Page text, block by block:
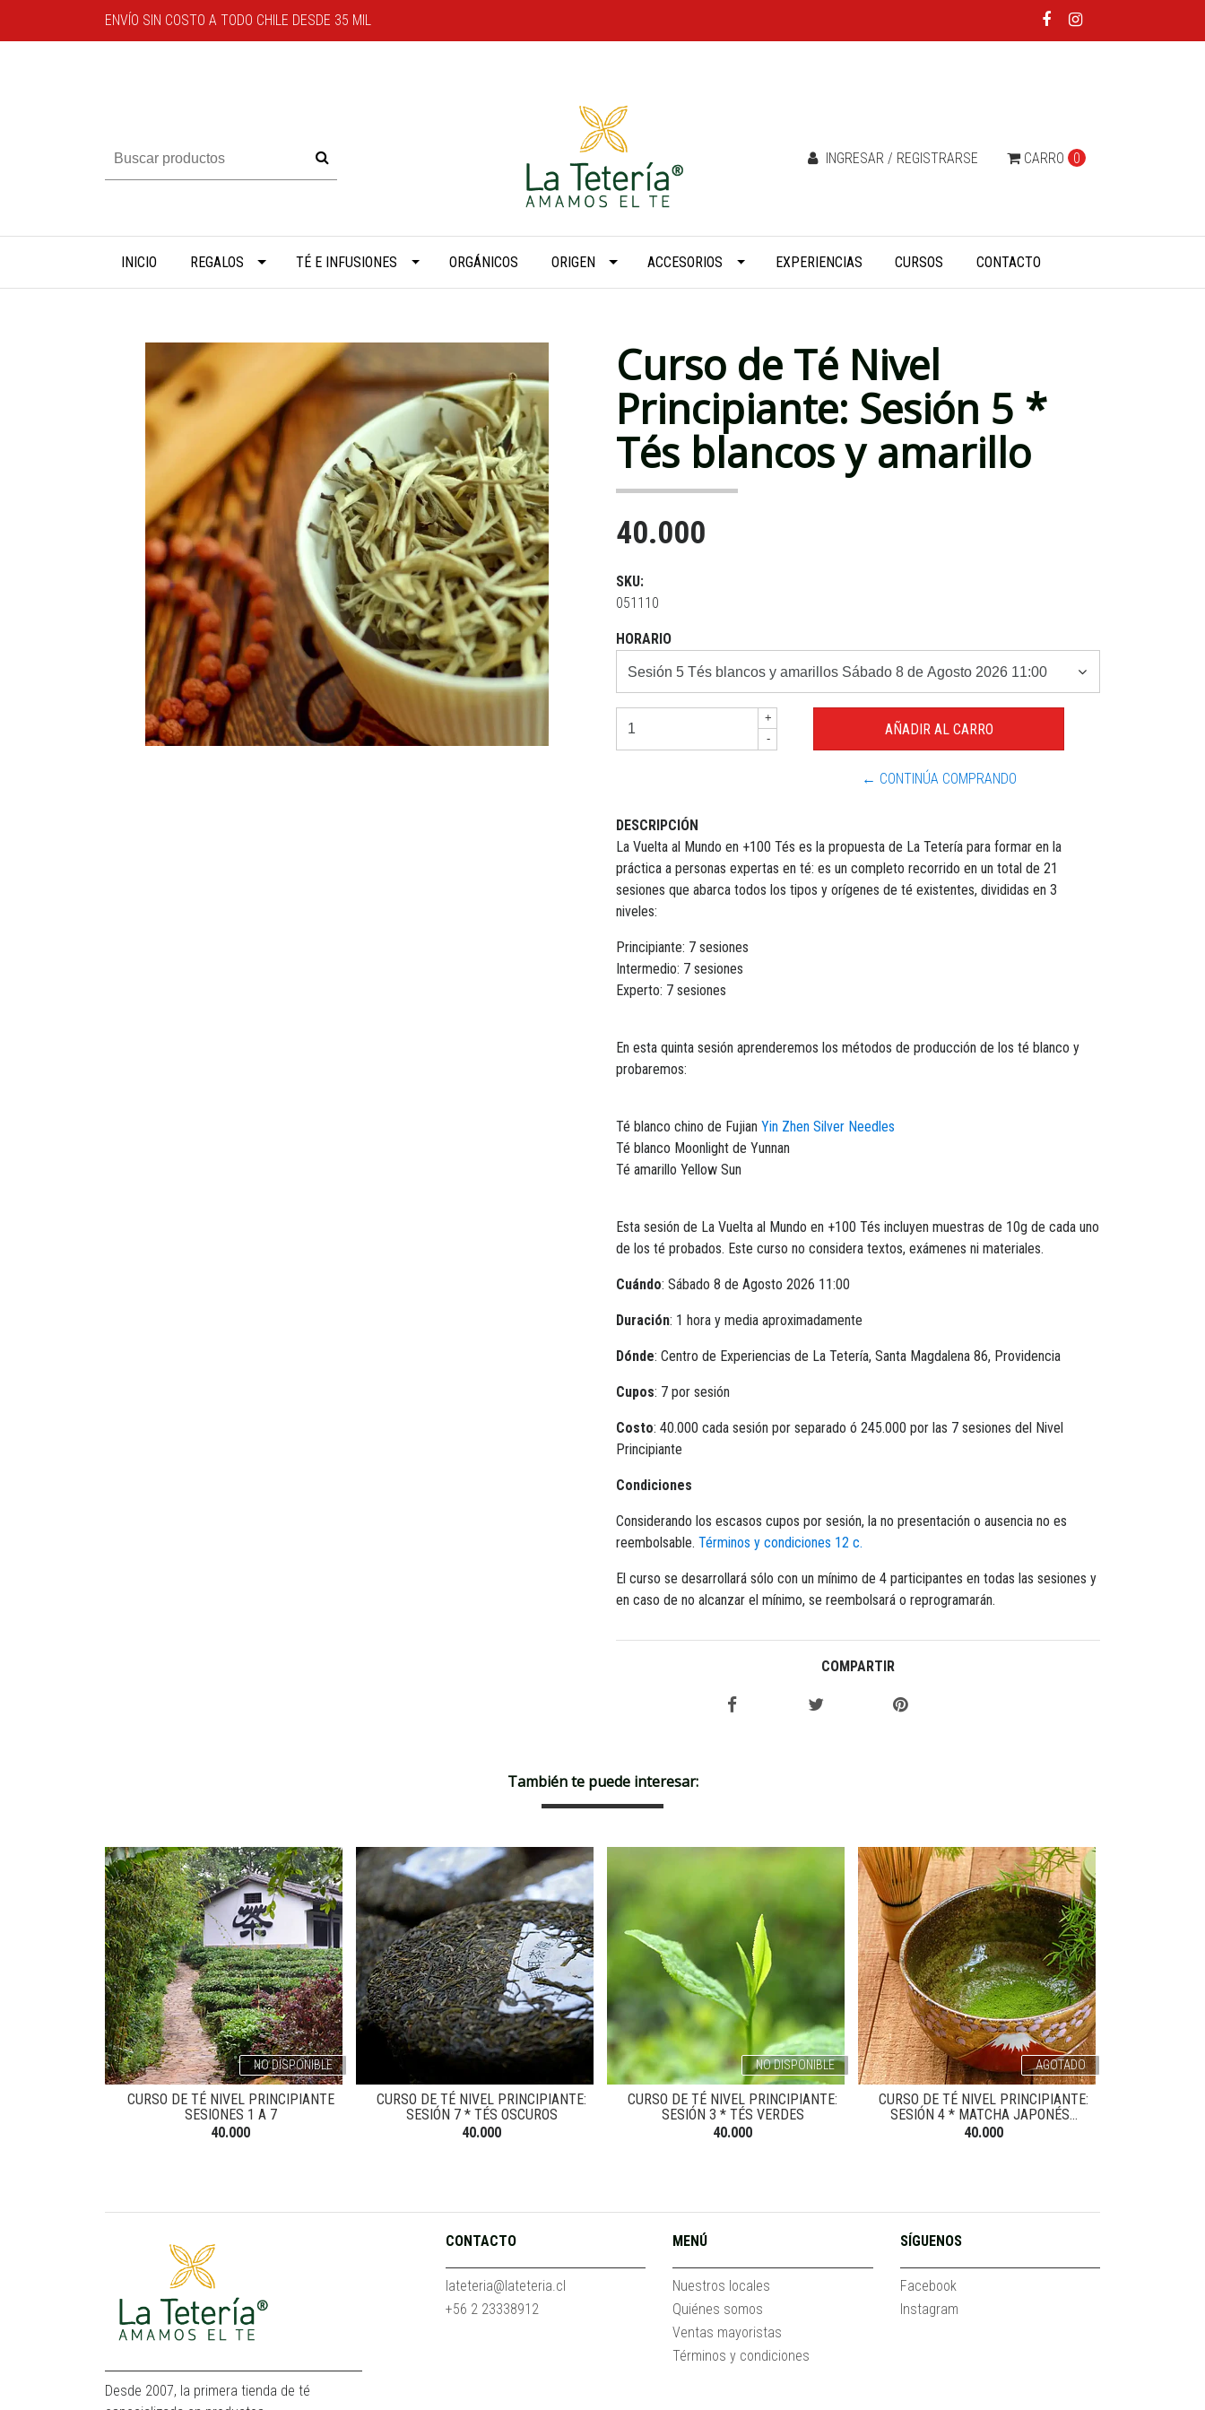
ENVÍO SIN COSTO A TODO CHILE DESDE 35 MIL
CARRO 0
INGRESAR / REGISTRARSE
INICIO REGALOS TÉ E INFUSIONES ORGÁNICOS ORIGEN ACCESORIOS EXPERIENCIAS CURSOS CONTACTO
Curso de Té Nivel
Principiante: Sesión 5 *
Tés blancos y amarillo
40.000
SKU:
051110
HORARIO
+
-
← CONTINÚA COMPRANDO
DESCRIPCIÓN
La Vuelta al Mundo en +100 Tés es la propuesta de La Tetería para formar en la
práctica a personas expertas en té: es un completo recorrido en un total de 21
sesiones que abarca todos los tipos y orígenes de té existentes, divididas en 3
niveles:
Principiante: 7 sesiones
Intermedio: 7 sesiones
Experto: 7 sesiones
En esta quinta sesión aprenderemos los métodos de producción de los té blanco y
probaremos:
Té blanco chino de Fujian Yin Zhen Silver Needles
Té blanco Moonlight de Yunnan
Té amarillo Yellow Sun
Esta sesión de La Vuelta al Mundo en +100 Tés incluyen muestras de 10g de cada uno
de los té probados. Este curso no considera textos, exámenes ni materiales.
Cuándo: Sábado 8 de Agosto 2026 11:00
Duración: 1 hora y media aproximadamente
Dónde: Centro de Experiencias de La Tetería, Santa Magdalena 86, Providencia
Cupos: 7 por sesión
Costo: 40.000 cada sesión por separado ó 245.000 por las 7 sesiones del Nivel
Principiante
Condiciones
Considerando los escasos cupos por sesión, la no presentación o ausencia no es
reembolsable. Términos y condiciones 12 c.
El curso se desarrollará sólo con un mínimo de 4 participantes en todas las sesiones y
en caso de no alcanzar el mínimo, se reembolsará o reprogramarán.
COMPARTIR
También te puede interesar:
NO DISPONIBLE
CURSO DE TÉ NIVEL PRINCIPIANTE
SESIONES 1 A 7
40.000
CURSO DE TÉ NIVEL PRINCIPIANTE:
SESIÓN 7 * TÉS OSCUROS
40.000
NO DISPONIBLE
CURSO DE TÉ NIVEL PRINCIPIANTE:
SESIÓN 3 * TÉS VERDES
40.000
AGOTADO
CURSO DE TÉ NIVEL PRINCIPIANTE:
SESIÓN 4 * MATCHA JAPONÉS...
40.000
Desde 2007, la primera tienda de té
CONTACTO
lateteria@lateteria.cl
+56 2 23338912
MENÚ
Nuestros locales
Quiénes somos
Ventas mayoristas
Términos y condiciones
SÍGUENOS
Facebook
Instagram